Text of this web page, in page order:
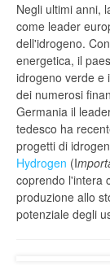
Negli ultimi anni,
come leader
dell'idrogeno.
energetica, il
idrogeno verde e
dei numerosi
Germania il
tedesco ha
progetti di
Hydrogen (I
coprendo l'intera
produzione allo
potenziale degli